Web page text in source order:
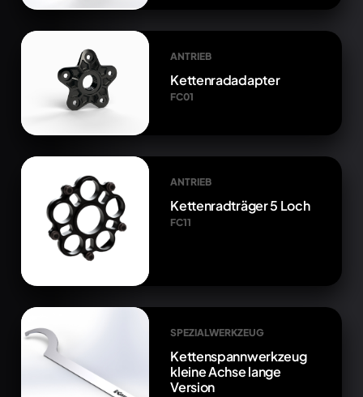
ANTRIEB
Kettenradadapter
FC01
ANTRIEB
Kettenradträger 5 Loch
FC11
SPEZIALWERKZEUG
Kettenspannwerkzeug
kleine Achse lange
Version